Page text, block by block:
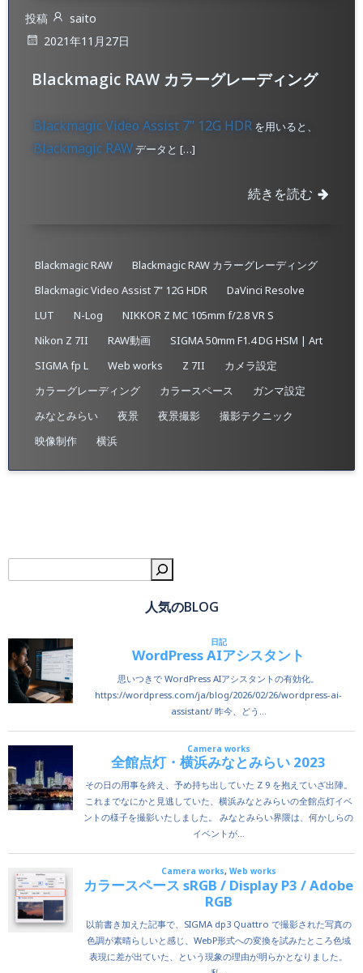
投稿
saito
2021年11月27日
Blackmagic RAW カラーグレーディング
Blackmagic Video Assist 7” 12G HDR を用いると、
Blackmagic RAWデータと […]
続きを読む
Blackmagic RAW
Blackmagic RAW カラーグレーディング
Blackmagic Video Assist 7” 12G HDR
DaVinci Resolve
LUT
N-Log
NIKKOR Z MC 105mm f/2.8 VR S
Nikon Z 7II
RAW動画
SIGMA 50mm F1.4 DG HSM | Art
SIGMA fp L
Web works Z 7II
カメラ設定
カラーグレーディング
カラースペース
ガンマ設定
みなとみらい
夜景 夜景撮影
撮影テクニック
映像制作
横浜
人気のBLOG